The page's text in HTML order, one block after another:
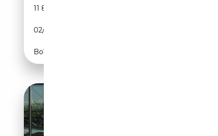
11 804 km
02/2023
Boîte automatique